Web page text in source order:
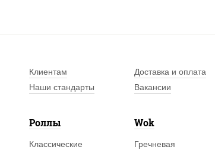
Клиентам Доставка и оплата
Наши стандарты Вакансии
Роллы
Классические
Wok
Гречневая